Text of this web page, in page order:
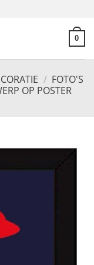
0
/ FOTO'S
OP POSTER